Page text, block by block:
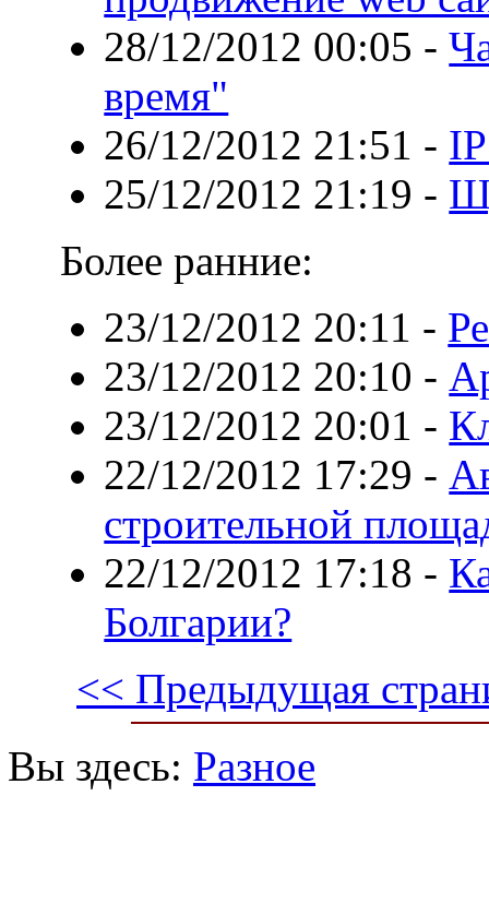
28/12/2012 00:05 -
время"
26/12/2012 21:51 -
25/12/2012 21:19 -
Более ранние:
23/12/2012 20:11 -
23/12/2012 20:10 -
23/12/2012 20:01 -
22/12/2012 17:29 -
строительной
22/12/2012 17:18 -
Болгарии?
<< Предыдущая
Вы здесь: Разное